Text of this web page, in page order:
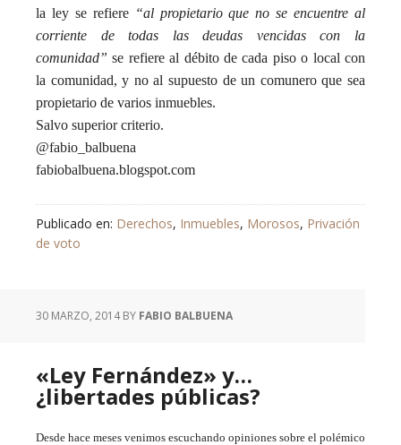
la ley se refiere “al propietario que no se encuentre al
corriente de todas las deudas vencidas con la
comunidad” se refiere al débito de cada piso o local con
la comunidad, y no al supuesto de un comunero que sea
propietario de varios inmuebles.
Salvo superior criterio.
@fabio_balbuena
fabiobalbuena.blogspot.com
Publicado en: Derechos, Inmuebles, Morosos, Privación
de voto
30 MARZO, 2014BY FABIO BALBUENA
«Ley Fernández» y…
¿libertades públicas?
Desde hace meses venimos escuchando opiniones sobre el polémico